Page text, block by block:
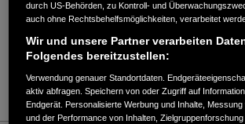
Verkauf / Kundendienst
07121/470612
E-Mail
durch US-Behörden, zu Kontroll- und
auch ohne Rechtsbehelfsmöglichkeiten, verarbeitet
Wir und unsere Partner verarbeiten
Folgendes bereitzustellen:
Verwendung genauer Standortdaten.
aktiv abfragen. Speichern von oder Zugriff auf
Endgerät. Personalisierte Werbung und Inhalte,
und der Performance von Inhalten,